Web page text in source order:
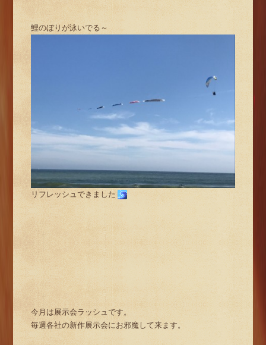
鯉のぼりが泳いでる～
リフレッシュできました
今月は展示会ラッシュです。
毎週各社の新作展示会にお邪魔して来ます。